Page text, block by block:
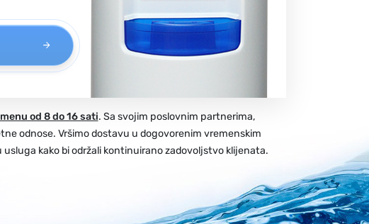
od 8 do 16 sati. Sa svojim poslovnim partnerima,
odnose. Vršimo dostavu u dogovorenim vremenskim
kako bi održali kontinuirano zadovoljstvo klijenata.